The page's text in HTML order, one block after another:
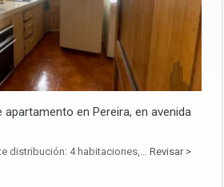
apartamento en Pereira, en avenida
distribución: 4 habitaciones,… Revisar >